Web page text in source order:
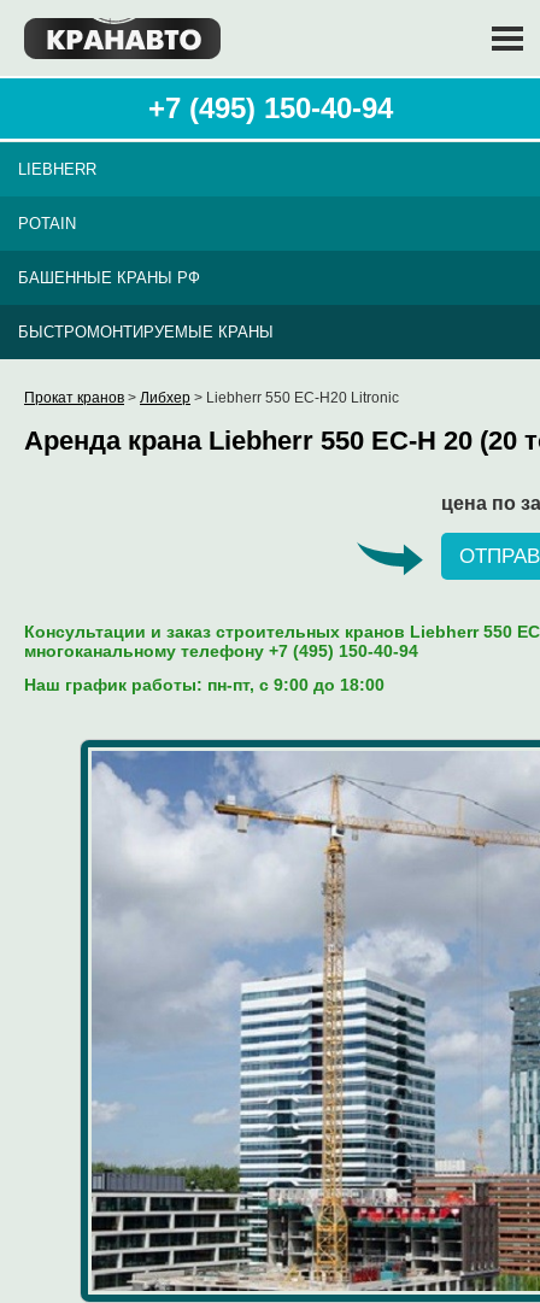
+7 (495) 150-40-94
LIEBHERR
POTAIN
БАШЕННЫЕ КРАНЫ РФ
БЫСТРОМОНТИРУЕМЫЕ КРАНЫ
Прокат кранов > Либхер > Liebherr 550 EC-H20 Litronic
Аренда крана Liebherr 550 EC-H 20 (20
цена по
Консультации и заказ строительных кранов Liebherr 550
многоканальному телефону +7 (495) 150-40-94
Наш график работы: пн-пт, c 9:00 до 18:00